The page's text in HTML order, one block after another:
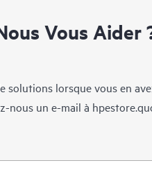
Vous Aider
solutions lorsque vous en
nous un e-mail à